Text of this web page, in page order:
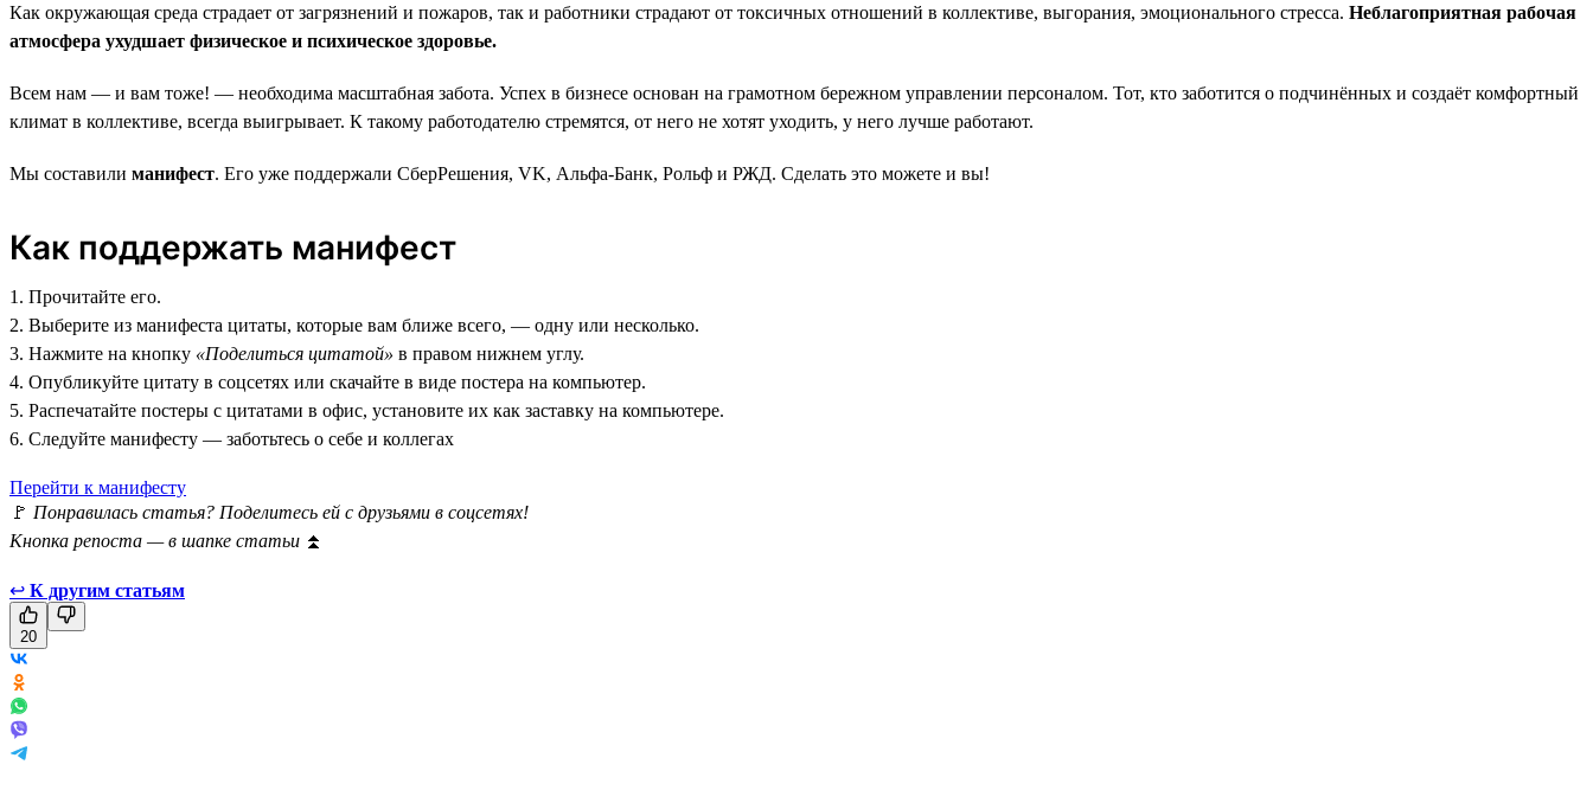
Как окружающая среда страдает от загрязнений и пожаров, так и работники страдают от токсичных отношений в коллективе, выгорания, эмоционального стресса. Неблагоприятная рабочая
атмосфера ухудшает физическое и психическое здоровье.
Всем нам — и вам тоже! — необходима масштабная забота. Успех в бизнесе основан на грамотном бережном управлении персоналом. Тот, кто заботится о подчинённых и создаёт комфортный
климат в коллективе, всегда выигрывает. К такому работодателю стремятся, от него не хотят уходить, у него лучше работают.
Мы составили манифест. Его уже поддержали СберРешения, VK, Альфа-Банк, Рольф и РЖД. Сделать это можете и вы!
Как поддержать манифест
1. Прочитайте его.
2. Выберите из манифеста цитаты, которые вам ближе всего, — одну или несколько.
3. Нажмите на кнопку «Поделиться цитатой» в правом нижнем углу.
4. Опубликуйте цитату в соцсетях или скачайте в виде постера на компьютер.
5. Распечатайте постеры с цитатами в офис, установите их как заставку на компьютере.
6. Следуйте манифесту — заботьтесь о себе и коллегах
Перейти к манифесту
🚩 Понравилась статья? Поделитесь ей с друзьями в соцсетях!
Кнопка репоста — в шапке статьи ⏫
↩ К другим статьям
20